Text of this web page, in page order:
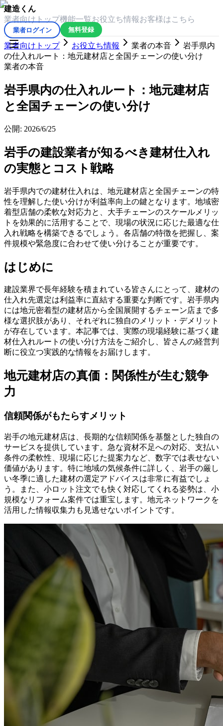
建造くん
業者向けトップ機能一覧お役立ち情報 お客様はこちら
業者ログイン 無料登録
業者向けトップ お役立ち情報 業者の本音
岩手県内
の仕入れルート：地元建材店と全国チェーンの使い分け
業者の本音
岩手県内の仕入れルート：地元建材店
と全国チェーンの使い分け
公開: 2026/6/25
岩手の建設業者が知るべき建材仕入れ
の実態とコスト戦略
岩手県内での建材仕入れは、地元建材店と全国チェーンの特
性を理解した使い分けが利益率向上の鍵となります。地域密
着型店舗の柔軟な対応力と、大手チェーンのスケールメリッ
トを効果的に活用することで、現場の状況に応じた最適な仕
入れ戦略を構築できるでしょう。各店舗の特徴を把握し、案
件規模や緊急度に合わせて使い分けることが重要です。
はじめに
建設業界で長年経験を積まれている皆さんにとって、建材の
仕入れ先選定は利益率に直結する重要な判断です。岩手県内
には地元密着型の建材店から全国展開するチェーン店まで多
様な選択肢があり、それぞれに独自のメリット・デメリット
が存在しています。本記事では、実際の現場経験に基づく建
材仕入れルートの使い分け方法をご紹介し、皆さんの経営判
断に役立つ実践的な情報をお届けします。
地元建材店の真価：関係性が生む競争
力
信頼関係がもたらすメリット
岩手の地元建材店は、長期的な信頼関係を基盤とした独自の
サービスを提供しています。急な資材不足への対応、支払い
条件の柔軟性、現場に応じた提案力など、数字では表せない
価値があります。特に地域の気候条件に詳しく、岩手の厳し
い冬季に適した建材の選定アドバイスは非常に有益でしょ
う。また、小ロット注文でも快く対応してくれる姿勢は、小
規模なリフォーム案件では重宝します。地元ネットワークを
活用した情報収集力も見逃せないポイントです。